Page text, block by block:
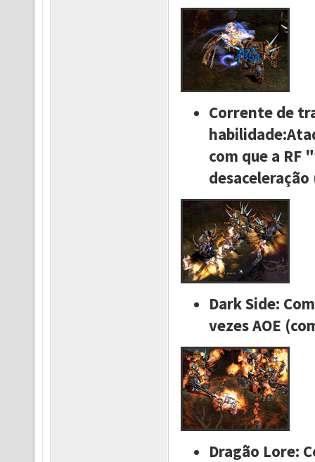
Corrente de
com que a RF
Dark Side:
vezes AOE
Dragão Lore: